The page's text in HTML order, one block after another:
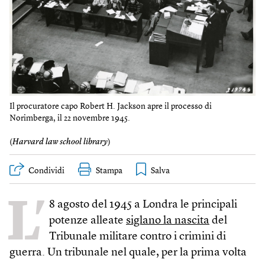
Il procuratore capo Robert H. Jackson apre il processo di
Norimberga, il 22 novembre 1945.
(Harvard law school library)
Condividi Stampa
L’ 8 agosto del 1945 a Londra le principali
potenze alleate siglano la nascita del
Tribunale militare contro i crimini di
guerra. Un tribunale nel quale, per la prima volta